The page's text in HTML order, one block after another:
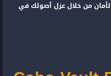
من خلال عزل أصولك في